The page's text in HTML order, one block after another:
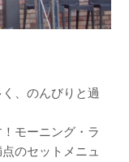
、のんびりと過
モーニング・ラ
のセットメニュ